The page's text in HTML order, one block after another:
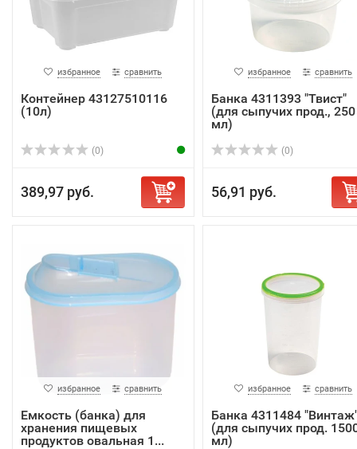
избранное сравнить
Контейнер 43127510116
(10л)
(0)
389,97 руб.
избранное сравнить
Банка 4311393 "Твист"
(для сыпучих прод., 250
мл)
(0)
56,91 руб.
избранное сравнить
Емкость (банка) для
хранения пищевых
продуктов овальная 1...
избранное сравнить
Банка 4311484
(для сыпучих прод.
мл)